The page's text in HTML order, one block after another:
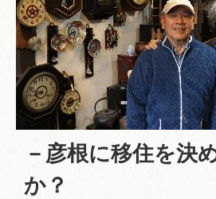
－彦根に移住を決
か？